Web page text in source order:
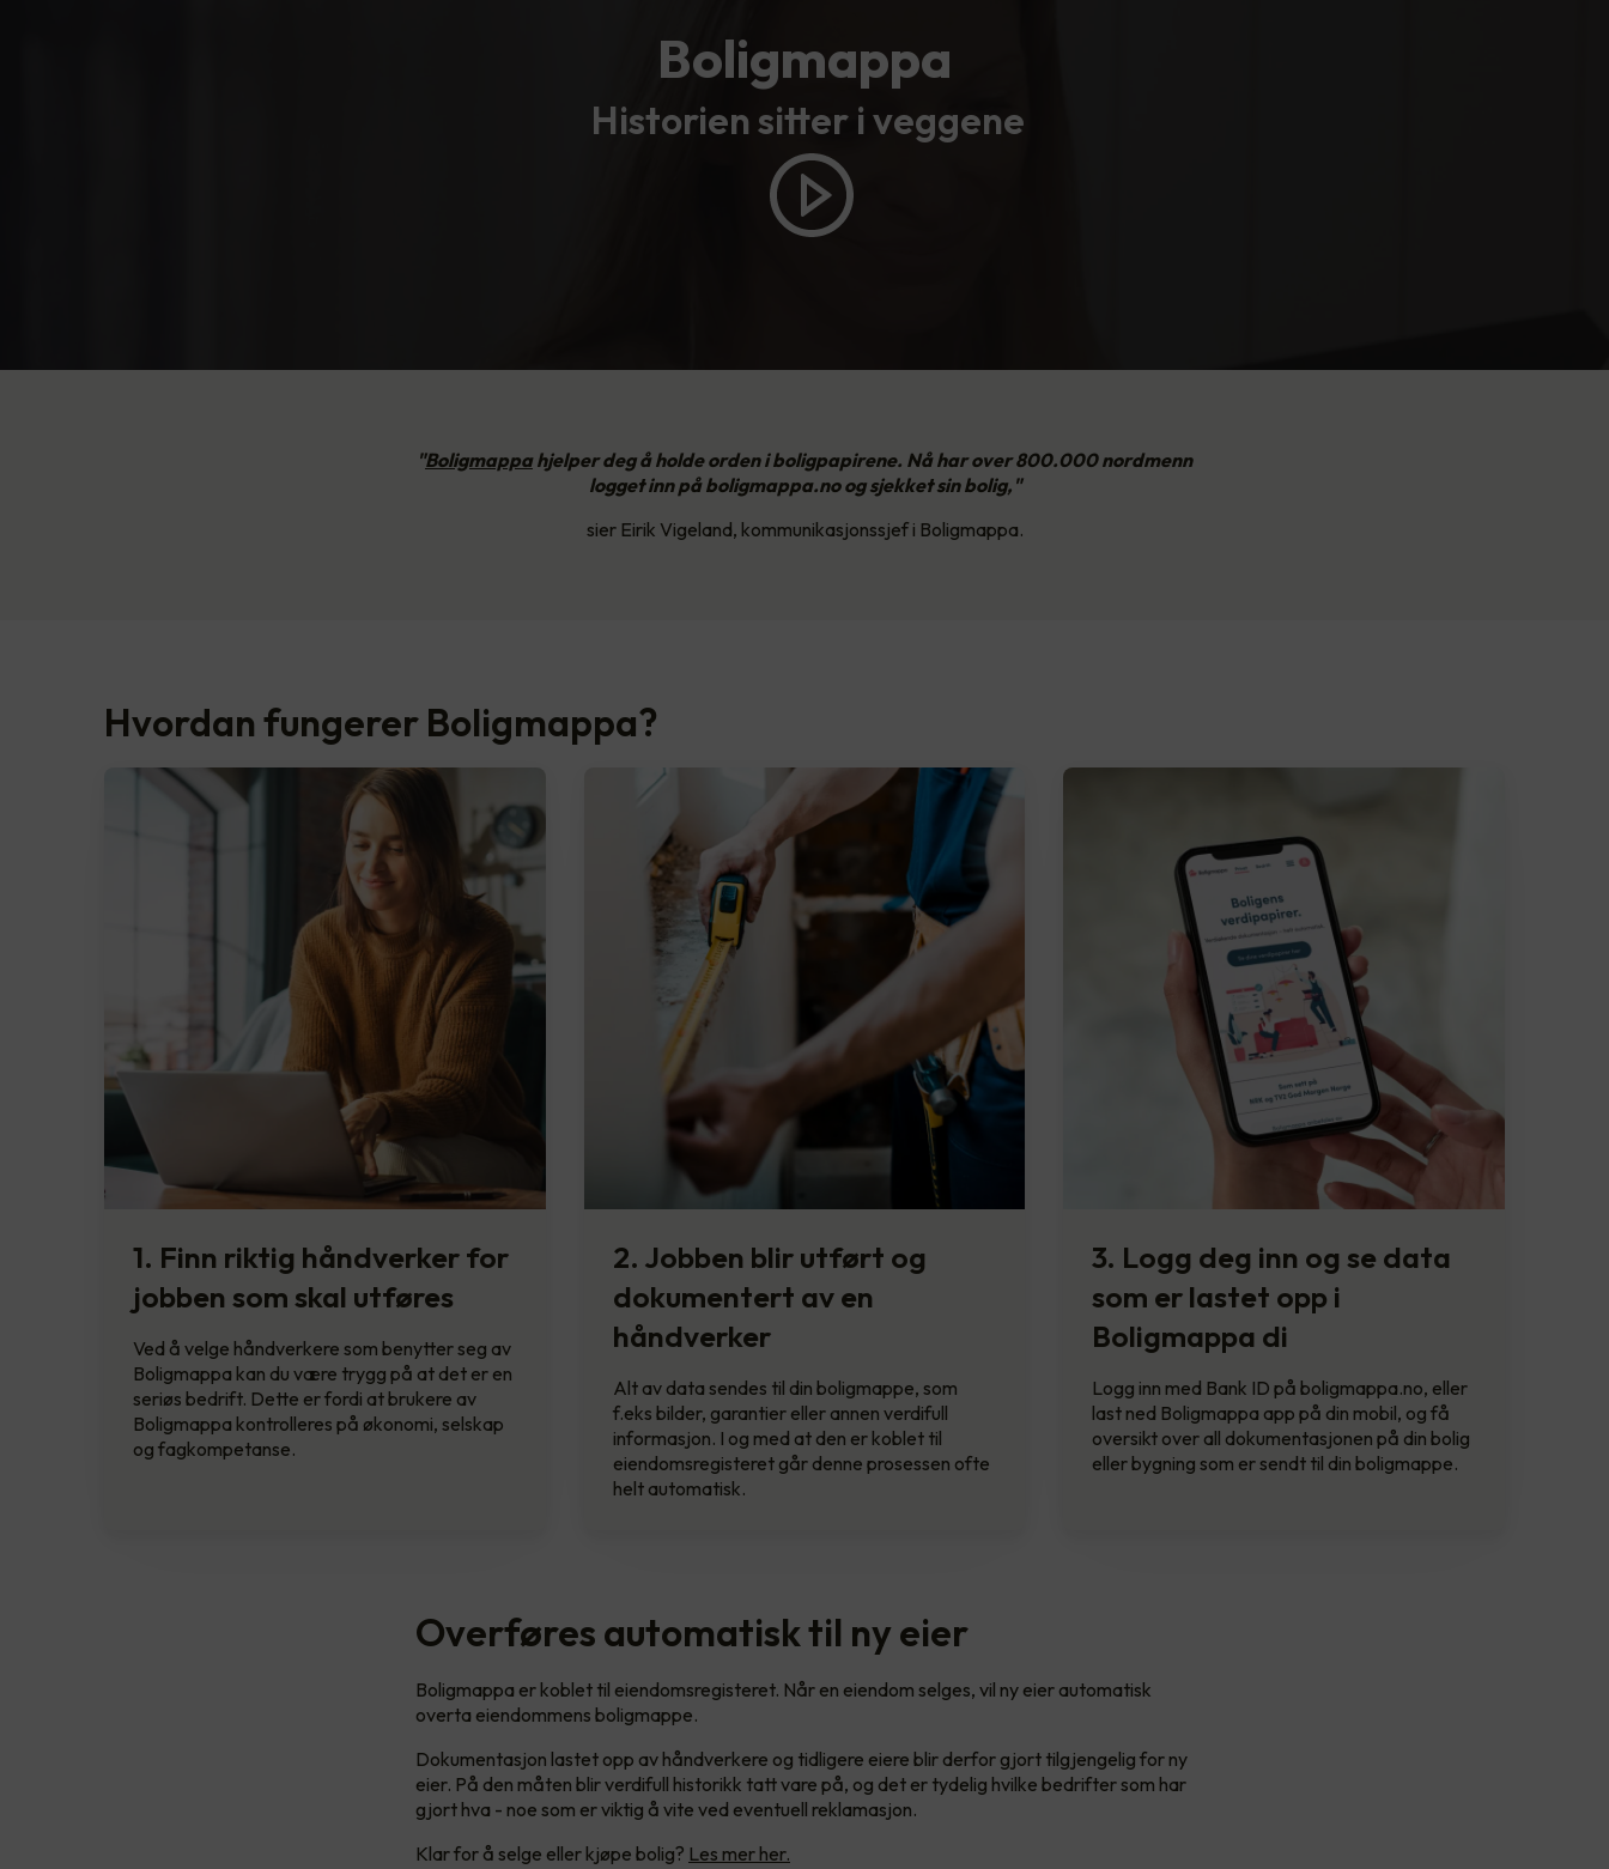
Boligmappa
Historien sitter i veggene
"Boligmappahjelper deg å holde orden i boligpapirene. Nå har over 800.000 nordmenn
logget inn på boligmappa.no og sjekket sin bolig,"
sier Eirik Vigeland, kommunikasjonssjef i Boligmappa.
Hvordan fungerer Boligmappa?
1. Finn riktig håndverker for
jobben som skal utføres
Ved å velge håndverkere som benytter seg av
Boligmappa kan du være trygg på at det er en
seriøs bedrift. Dette er fordi at brukere av
Boligmappa kontrolleres på økonomi, selskap
og fagkompetanse.
2. Jobben blir utført og
dokumentert av en
håndverker
Alt av data sendes til din boligmappe, som
f.eks bilder, garantier eller annen verdifull
informasjon. I og med at den er koblet til
eiendomsregisteret går denne prosessen ofte
helt automatisk.
3. Logg deg inn og se data
som er lastet opp i
Boligmappa di
Logg inn med Bank ID på boligmappa.no, eller
last ned Boligmappa app på din mobil, og få
oversikt over all dokumentasjonen på din bolig
eller bygning som er sendt til din boligmappe.
Overføres automatisk til ny eier
Boligmappa er koblet til eiendomsregisteret. Når en eiendom selges, vil ny eier automatisk
overta eiendommens boligmappe.
Dokumentasjon lastet opp av håndverkere og tidligere eiere blir derfor gjort tilgjengelig for ny
eier. På den måten blir verdifull historikk tatt vare på, og det er tydelig hvilke bedrifter som har
gjort hva - noe som er viktig å vite ved eventuell reklamasjon.
Klar for å selge eller kjøpe bolig? Les mer her.